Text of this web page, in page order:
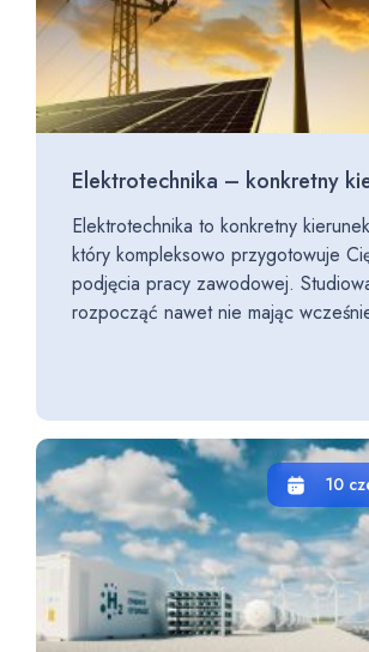
Elektrotechnika – konkretny
Elektrotechnika to konkretny
który kompleksowo przygotowuje
podjęcia pracy zawodowej.
rozpocząć nawet nie mając
10